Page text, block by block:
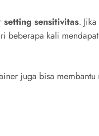
setting sensitivitas.
beberapa kali
juga bisa membantu